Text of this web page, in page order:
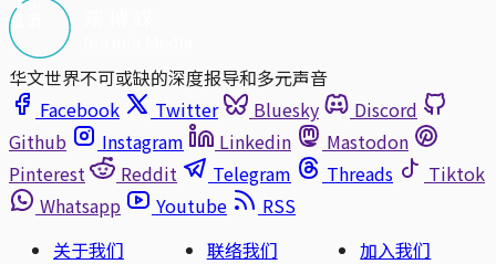
华文世界不可或缺的深度报导和多元声音
Facebook
Twitter Bluesky
Discord
Github
Instagram Linkedin
Mastodon
Pinterest
Reddit Telegram Threads
Tiktok
Whatsapp
Youtube
RSS
关于我们
联络我们
加入我们